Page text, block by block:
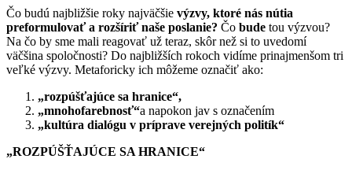
Čo budú najbližšie roky najväčšie výzvy, ktoré nás nútia
preformulovať a rozšíriť naše poslanie? Čo bude tou výzvou?
Na čo by sme mali reagovať už teraz, skôr než si to uvedomí
väčšina spoločnosti? Do najbližších rokoch vidíme prinajmenšom tri
veľké výzvy. Metaforicky ich môžeme označiť ako:
„rozpúšťajúce sa hranice“,
„mnohofarebnosť“a napokon jav s označením
„kultúra dialógu v príprave verejných politík“
„ROZPÚŠŤAJÚCE SA HRANICE“